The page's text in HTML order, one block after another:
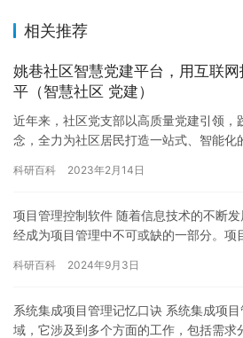
相关推荐
姚巷社区智慧党建平台，用互联
平（智慧社区 党建）
近年来，社区党支部以高质量党建引领，
念，全力为社区居民打造一站式、智能化
标志…
科研百科 2023年2月14日
项目管理控制软件 随着信息技术的不断
经成为项目管理中不可或缺的一部分。项
的效…
科研百科 2024年9月3日
系统集成项目管理记忆口诀 系统集成项
域，它涉及到多个方面的工作，包括需求